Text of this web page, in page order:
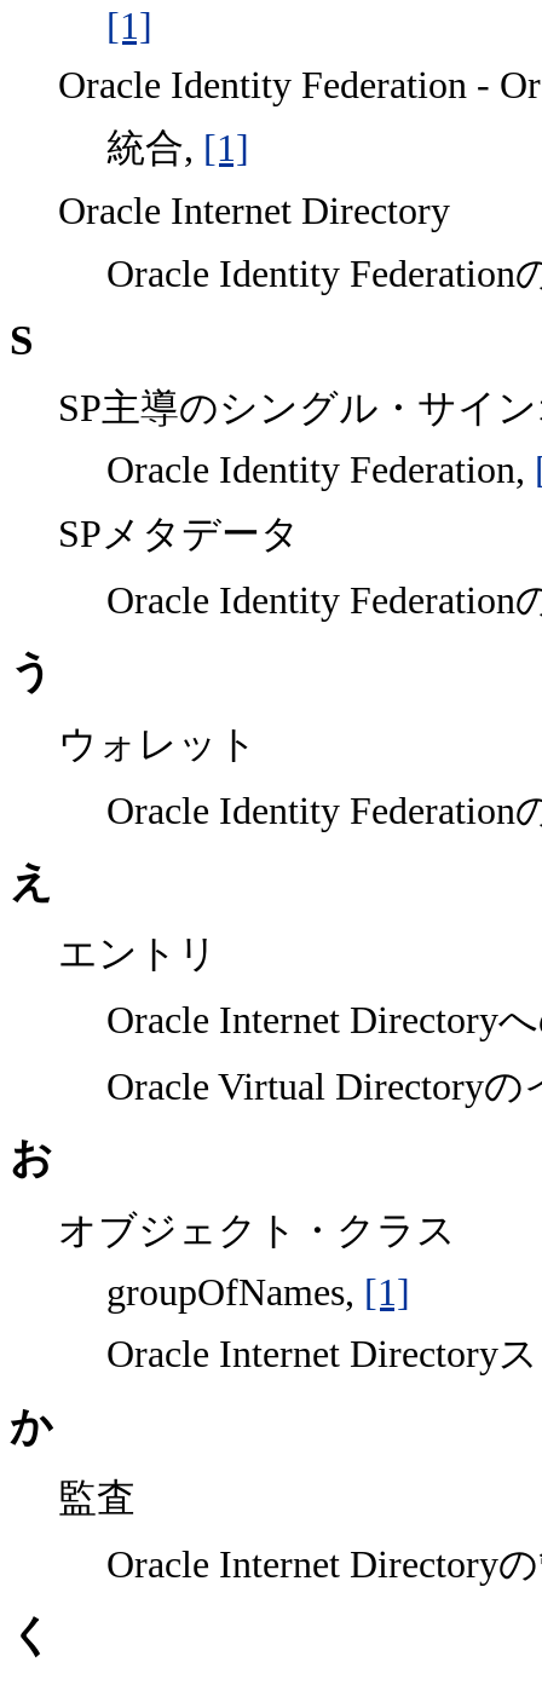
[1]
Oracle Identity Federation -
統合, [1]
Oracle Internet Directory
Oracle Identity
S
SP主導のシングル・サイ
Oracle Identity Federation,
SPメタデータ
Oracle Identity
う
ウォレット
Oracle Identity Federation
え
エントリ
Oracle Internet Directory
Oracle Virtual Directory
お
オブジェクト・クラス
groupOfNames, [1]
Oracle Internet Directory
か
監査
Oracle Internet Directory
く